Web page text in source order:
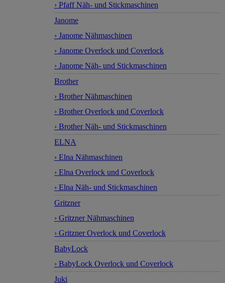
› Pfaff Näh- und Stickmaschinen
Janome
› Janome Nähmaschinen
› Janome Overlock und Coverlock
› Janome Näh- und Stickmaschinen
Brother
› Brother Nähmaschinen
› Brother Overlock und Coverlock
› Brother Näh- und Stickmaschinen
ELNA
› Elna Nähmaschinen
› Elna Overlock und Coverlock
› Elna Näh- und Stickmaschinen
Gritzner
› Gritzner Nähmaschinen
› Gritzner Overlock und Coverlock
BabyLock
› BabyLock Overlock und Coverlock
Juki